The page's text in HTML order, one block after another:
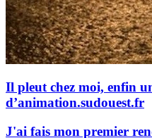
Il pleut chez moi, enfin
d’animation.sudouest.fr
J'ai fais mon premier